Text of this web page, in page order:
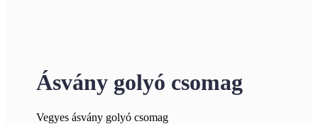
Ásvány golyó csomag
Vegyes ásvány golyó csomag